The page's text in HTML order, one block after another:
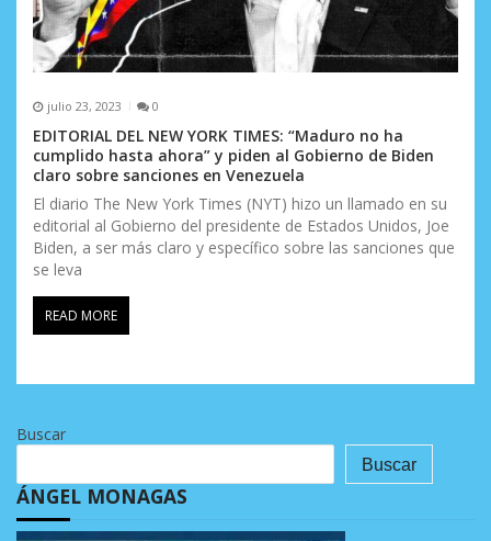
julio 23, 2023 0
EDITORIAL DEL NEW YORK TIMES: “Maduro no ha
cumplido hasta ahora” y piden al Gobierno de Biden
claro sobre sanciones en Venezuela
El diario The New York Times (NYT) hizo un llamado en su
editorial al Gobierno del presidente de Estados Unidos, Joe
Biden, a ser más claro y específico sobre las sanciones que
se leva
READ MORE
Buscar
Buscar
ÁNGEL MONAGAS